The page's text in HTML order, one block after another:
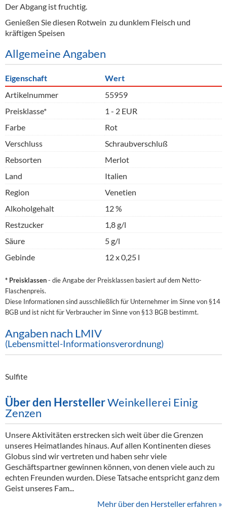
Der Abgang ist fruchtig.
Genießen Sie diesen Rotwein zu dunklem Fleisch und
kräftigen Speisen
Allgemeine Angaben
Eigenschaft
Wert
Artikelnummer
55959
Preisklasse*
1 - 2 EUR
Farbe
Rot
Verschluss
Schraubverschluß
Rebsorten
Merlot
Land
Italien
Region
Venetien
Alkoholgehalt
12 %
Restzucker
1,8 g/l
Säure
5 g/l
Gebinde
12 x 0,25 l
* Preisklassen- die Angabe der Preisklassen basiert auf dem Netto-
Flaschenpreis.
Diese Informationen sind ausschließlich für Unternehmer im Sinne von §14
BGB und ist nicht für Verbraucher im Sinne von §13 BGB bestimmt.
Angaben nach LMIV
(Lebensmittel-Informationsverordnung)
Sulfite
Über den HerstellerWeinkellerei Einig
Zenzen
Unsere Aktivitäten erstrecken sich weit über die Grenzen
unseres Heimatlandes hinaus. Auf allen Kontinenten dieses
Globus sind wir vertreten und haben sehr viele
Geschäftspartner gewinnen können, von denen viele auch zu
echten Freunden wurden. Diese Tatsache entspricht ganz dem
Geist unseres Fam...
Mehr über den Hersteller erfahren »